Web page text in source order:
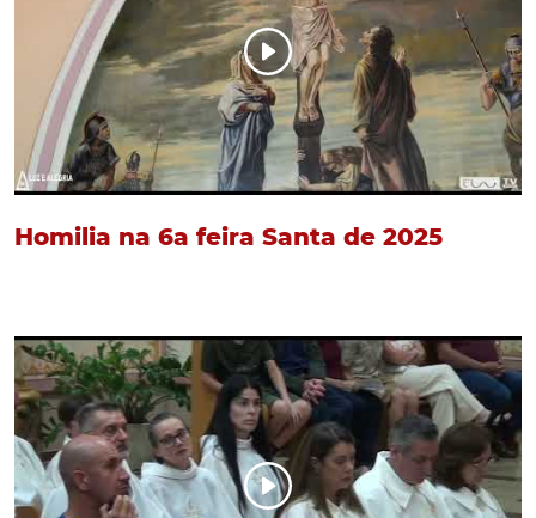
Homilia na 6a feira Santa de 2025